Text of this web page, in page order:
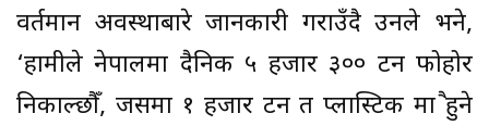
वर्तमान अवस्थाबारे जानकारी गराउँदै उनले भने,
‘हामीले नेपालमा दैनिक ५ हजार ३०० टन फोहोर
निकाल्छौँ, जसमा १ हजार टन त प्लास्टिक मात्रै हुने